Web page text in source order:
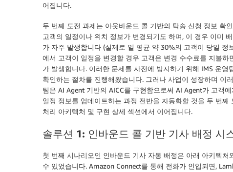
어집니다.
두 번째 도전 과제는 아웃바운드 콜 기반의 탁송 신청 정보 확
고객의 일정이나 위치 정보가 변경되기도 하며, 이 경우 이미
가 자주 발생합니다 (실제로 일 평균 약 30%의 고객이 당일
에서 고객이 일정을 변경할 경우 고객은 변경 수수료를 지불
가 발생합니다. 이러한 문제를 사전에 방지하기 위해 IMS 운
확인하는 절차를 진행해왔습니다. 그러나 사업이 성장하며 이
팀은 AI Agent 기반의 AICC를 구현함으로써 AI Agent가 고객
일정 정보를 업데이트하는 과정 전반을 자동화할 것을 두 번째
처리 아키텍처 및 구현 상세 섹션에서 이어집니다.
솔루션 1: 인바운드 콜 기반 기사 배정 시
첫 번째 시나리오인 인바운드 기사 자동 배정은 아래 아키텍
수 있었습니다. Amazon Connect를 통해 전화가 인입되면,